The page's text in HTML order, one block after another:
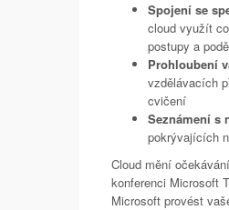
Spojení se
cloud využít
postupy a
Prohloubení
vzdělávacích
cvičení
Seznámení s
pokrývajících
Cloud mění
konferenci Microsoft
Microsoft provést